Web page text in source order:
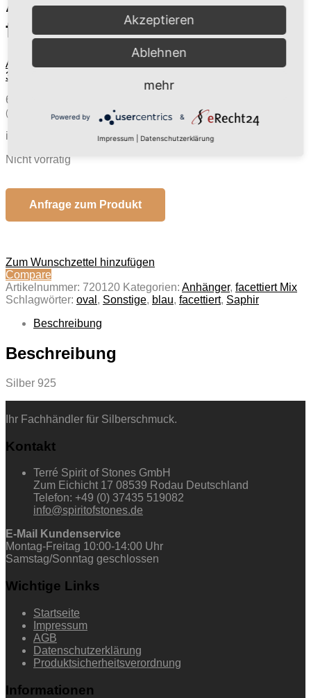
fac. 3,5×2,2cm
Anhänger Achat grün gefärbt fac. Größe: ca.
3,7x2,1cm
62,00 €
(52,10 € exkl. MwSt.)
inkl. 19 % MwSt. zzgl.Versandkosten
Nicht vorrätig
Anfrage zum Produkt
Zum Wunschzettel hinzufügen
Compare
Artikelnummer: 720120 Kategorien: Anhänger, facettiert Mix
Schlagwörter: oval , Sonstige, blau, facettiert, Saphir
Beschreibung
Beschreibung
Silber 925
Ihr Fachhändler für Silberschmuck.
Kontakt
Terré Spirit of Stones GmbH
Zum Eichicht 17 08539 Rodau Deutschland
Telefon: +49 (0) 37435 519082
info@spiritofstones.de
E-Mail Kundenservice
Montag-Freitag 10:00-14:00 Uhr
Samstag/Sonntag geschlossen
Wichtige Links
Startseite
Impressum
AGB
Datenschutzerklärung
Produktsicherheitsverordnung
Informationen
Akzeptieren
Ablehnen
mehr
Powered by &
Impressum Datenschutzerklärung